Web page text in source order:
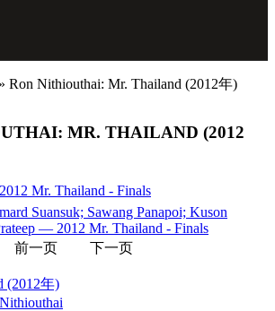
» Ron Nithiouthai: Mr. Thailand (2012年)
MR. THAILAND (2012
Mr. Thailand - Finals
Suansuk; Sawang Panapoi; Kuson
— 2012 Mr. Thailand - Finals
前一页
下一页
(2012年)